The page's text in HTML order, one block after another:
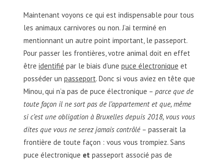
Maintenant voyons ce qui est indispensable pour tous
les animaux carnivores ou non. J’ai terminé en
mentionnant un autre point important, le passeport.
Pour passer les frontières, votre animal doit en effet
être identifié par le biais d’une puce électronique et
posséder un passeport. Donc si vous aviez en tête que
Minou, qui n’a pas de puce électronique – parce que de
toute façon il ne sort pas de l’appartement et que, même
si c’est une obligation à Bruxelles depuis 2018, vous vous
dites que vous ne serez jamais contrôlé – passerait la
frontière de toute façon : vous vous trompiez. Sans
puce électronique et passeport associé pas de